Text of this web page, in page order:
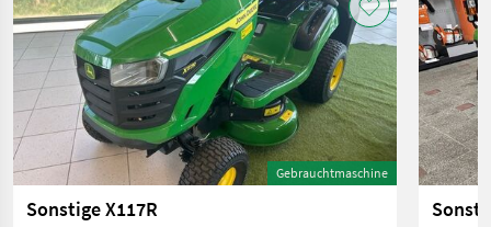
Gebrauchtmaschine
Sonstige X117R